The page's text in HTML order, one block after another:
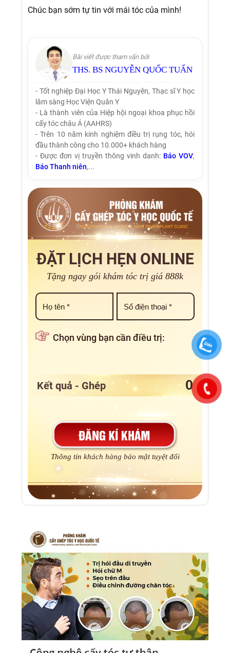
Chúc bạn sớm tự tin với mái tóc của mình!
Bài viết được tham vấn bởi
THS. BS NGUYỄN QUỐC TUẤN
- Tốt nghiệp Đại Học Y Thái Nguyên, Thạc sĩ Y học
lâm sàng Học Viện Quân Y
- Là thành viên của Hiệp hội ngoại khoa phục hồi
cấy tóc châu Á (AAHRS)
- Trên 10 năm kinh nghiệm điều trị rụng tóc, hói
đầu thành công cho 10.000+ khách hàng
- Được đơn vị truyền thông vinh danh: Báo VOV,
Báo Thanh niên,...
ĐẶT LỊCH HẸN ONLINE
Tặng ngay gói khám tóc trị giá 888k
Chọn vùng bạn cần điều trị:
Kết quả - Ghép
Thông tin khách hàng bảo mật tuyệt đối